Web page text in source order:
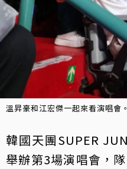
溫昇豪和江宏傑一起來看演唱會
韓國天團SUPER
舉辦第3場演唱會，